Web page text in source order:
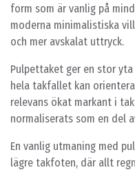
form som är vanlig på
moderna minimalistiska
och mer avskalat uttryck.
Pulpettaket ger en stor
hela takfallet kan
relevans ökat markant i
normaliserats som en del
En vanlig utmaning med
lägre takfoten, där allt